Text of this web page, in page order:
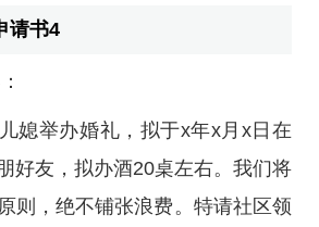
请书4
媳举办婚礼，拟于x年x月x日在
好友，拟办酒20桌左右。我们将
则，绝不铺张浪费。特请社区领